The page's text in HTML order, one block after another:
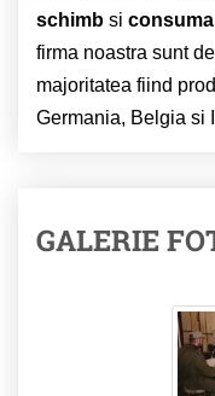
schimb si
firma noastra sunt
majoritatea fiind
Germania, Belgia si
GALERIE